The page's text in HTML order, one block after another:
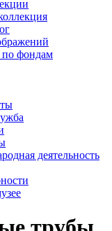
фондам
деятельность